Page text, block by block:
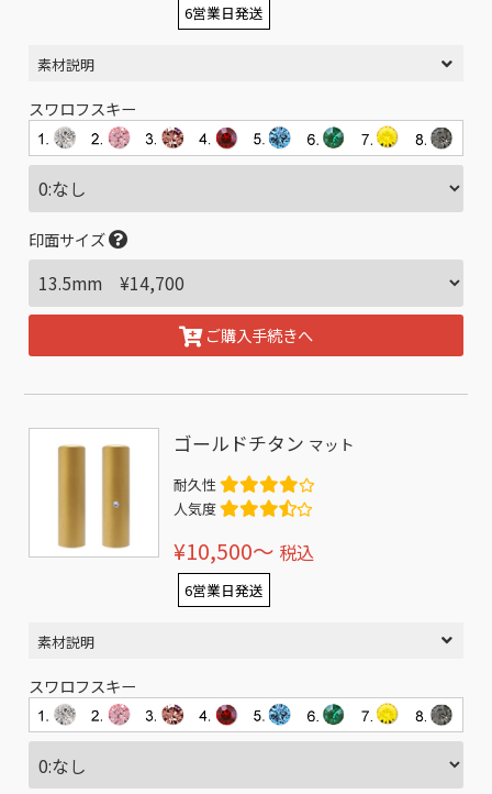
6営業日発送
素材説明
スワロフスキー
印面サイズ
ご購入手続きへ
ゴールドチタン マット
耐久性
人気度
¥10,500〜 税込
6営業日発送
素材説明
スワロフスキー